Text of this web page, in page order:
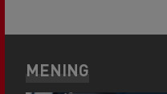
MENING